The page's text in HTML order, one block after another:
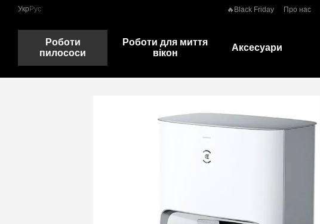
Перейти до основного контенту
Укр Рус 🔥Black Friday Про нас
Роботи
пилососи
Роботи для миття
вікон
Аксесуари